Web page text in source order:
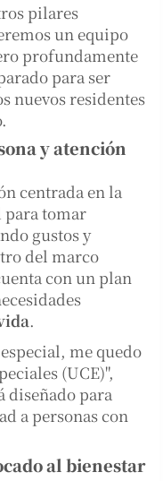
pilares
un equipo
profundamente
para ser
nuevos residentes
y atención
centrada en la
para tomar
gustos y
del marco
con un plan
.
me quedo
(UCE)",
diseñado para
a personas con
al bienestar